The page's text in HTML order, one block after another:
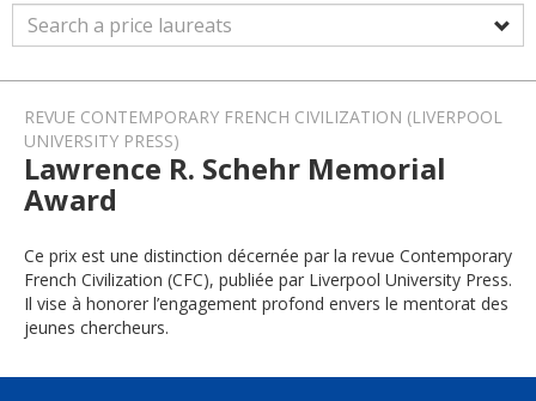
REVUE CONTEMPORARY FRENCH CIVILIZATION (LIVERPOOL
UNIVERSITY PRESS)
Lawrence R. Schehr Memorial
Award
Ce prix est une distinction décernée par la revue Contemporary
French Civilization (CFC), publiée par Liverpool University Press.
Il vise à honorer l’engagement profond envers le mentorat des
jeunes chercheurs.